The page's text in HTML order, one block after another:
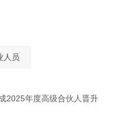
2025年度高级合伙人晋升
人员